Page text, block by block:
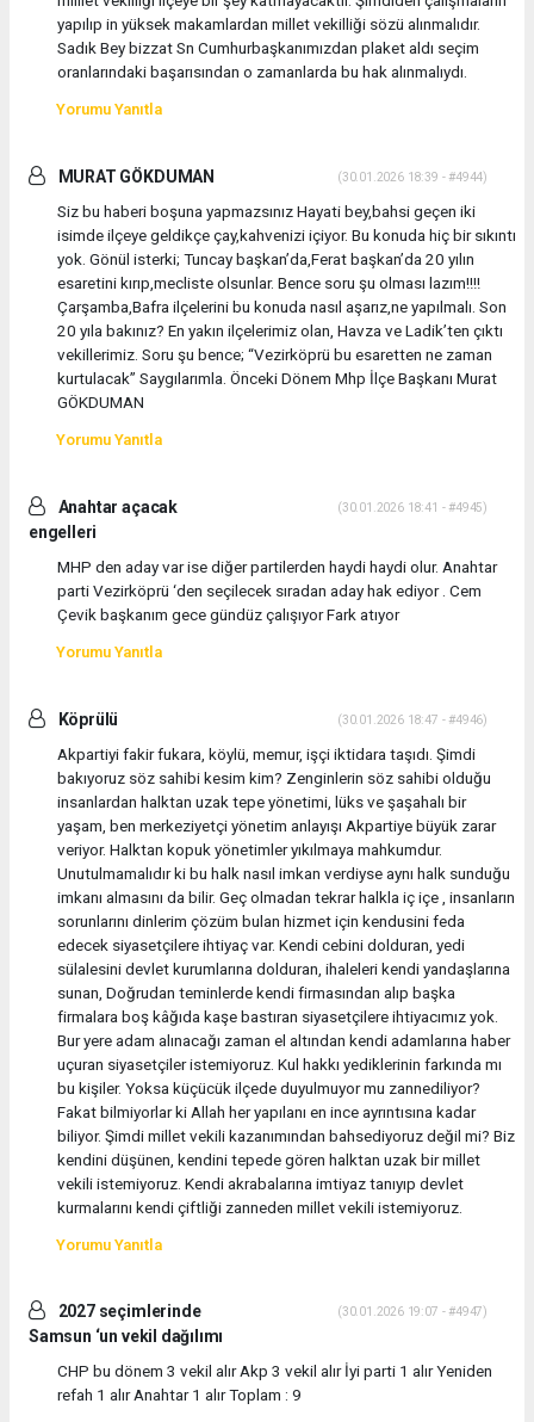
yapılıp in yüksek makamlardan millet vekilliği sözü alınmalıdır.
Sadık Bey bizzat Sn Cumhurbaşkanımızdan plaket aldı seçim
oranlarındaki başarısından o zamanlarda bu hak alınmalıydı.
Yorumu Yanıtla
MURAT GÖKDUMAN (30.01.2026 18:39 - #4944)
Siz bu haberi boşuna yapmazsınız Hayati bey,bahsi geçen iki
isimde ilçeye geldikçe çay,kahvenizi içiyor. Bu konuda hiç bir sıkıntı
yok. Gönül isterki; Tuncay başkan’da,Ferat başkan’da 20 yılın
esaretini kırıp,mecliste olsunlar. Bence soru şu olması lazım!!!!
Çarşamba,Bafra ilçelerini bu konuda nasıl aşarız,ne yapılmalı. Son
20 yıla bakınız? En yakın ilçelerimiz olan, Havza ve Ladik’ten çıktı
vekillerimiz. Soru şu bence; “Vezirköprü bu esaretten ne zaman
kurtulacak” Saygılarımla. Önceki Dönem Mhp İlçe Başkanı Murat
GÖKDUMAN
Yorumu Yanıtla
Anahtar açacak
engelleri
(30.01.2026 18:41 - #4945)
MHP den aday var ise diğer partilerden haydi haydi olur. Anahtar
parti Vezirköprü ‘den seçilecek sıradan aday hak ediyor . Cem
Çevik başkanım gece gündüz çalışıyor Fark atıyor
Yorumu Yanıtla
Köprülü (30.01.2026 18:47 - #4946)
Akpartiyi fakir fukara, köylü, memur, işçi iktidara taşıdı. Şimdi
bakıyoruz söz sahibi kesim kim? Zenginlerin söz sahibi olduğu
insanlardan halktan uzak tepe yönetimi, lüks ve şaşahalı bir
yaşam, ben merkeziyetçi yönetim anlayışı Akpartiye büyük zarar
veriyor. Halktan kopuk yönetimler yıkılmaya mahkumdur.
Unutulmamalıdır ki bu halk nasıl imkan verdiyse aynı halk sunduğu
imkanı almasını da bilir. Geç olmadan tekrar halkla iç içe , insanların
sorunlarını dinlerim çözüm bulan hizmet için kendusini feda
edecek siyasetçilere ihtiyaç var. Kendi cebini dolduran, yedi
sülalesini devlet kurumlarına dolduran, ihaleleri kendi yandaşlarına
sunan, Doğrudan teminlerde kendi firmasından alıp başka
firmalara boş kâğıda kaşe bastıran siyasetçilere ihtiyacımız yok.
Bur yere adam alınacağı zaman el altından kendi adamlarına haber
uçuran siyasetçiler istemiyoruz. Kul hakkı yediklerinin farkında mı
bu kişiler. Yoksa küçücük ilçede duyulmuyor mu zannediliyor?
Fakat bilmiyorlar ki Allah her yapılanı en ince ayrıntısına kadar
biliyor. Şimdi millet vekili kazanımından bahsediyoruz değil mi? Biz
kendini düşünen, kendini tepede gören halktan uzak bir millet
vekili istemiyoruz. Kendi akrabalarına imtiyaz tanıyıp devlet
kurmalarını kendi çiftliği zanneden millet vekili istemiyoruz.
Yorumu Yanıtla
2027 seçimlerinde
Samsun ‘un vekil dağılımı
(30.01.2026 19:07 - #4947)
CHP bu dönem 3 vekil alır Akp 3 vekil alır İyi parti 1 alır Yeniden
refah 1 alır Anahtar 1 alır Toplam : 9